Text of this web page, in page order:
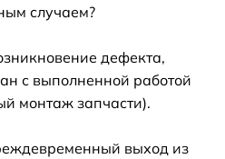
случаем?
дефекта,
с выполненной работой
монтаж запчасти).
выход из